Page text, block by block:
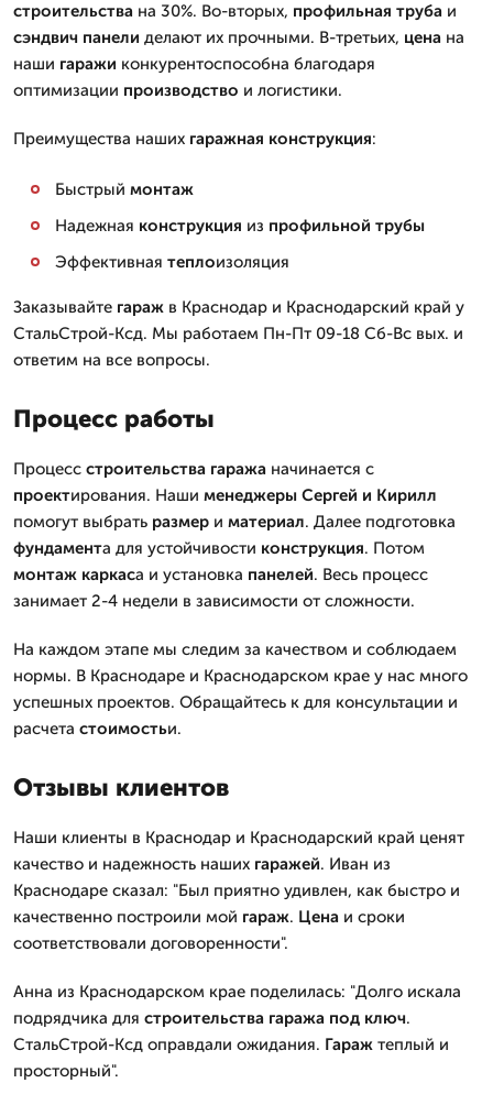
строительства на 30%. Во-вторых, профильная труба и
сэндвич панели делают их прочными. В-третьих, цена на
наши гаражи конкурентоспособна благодаря
оптимизации производство и логистики.
Преимущества наших гаражная конструкция:
Быстрый монтаж
Надежная конструкция из профильной трубы
Эффективная теплоизоляция
Заказывайте гараж в Краснодар и Краснодарский край у
СтальСтрой-Ксд. Мы работаем Пн-Пт 09-18 Сб-Вс вых. и
ответим на все вопросы.
Процесс работы
Процесс строительства гаража начинается с
проектирования. Наши менеджеры Сергей и Кирилл
помогут выбрать размер и материал. Далее подготовка
фундамента для устойчивости конструкция. Потом
монтаж каркаса и установка панелей. Весь процесс
занимает 2-4 недели в зависимости от сложности.
На каждом этапе мы следим за качеством и соблюдаем
нормы. В Краснодаре и Краснодарском крае у нас много
успешных проектов. Обращайтесь к для консультации и
расчета стоимостьи.
Отзывы клиентов
Наши клиенты в Краснодар и Краснодарский край ценят
качество и надежность наших гаражей. Иван из
Краснодаре сказал: "Был приятно удивлен, как быстро и
качественно построили мой гараж. Цена и сроки
соответствовали договоренности".
Анна из Краснодарском крае поделилась: "Долго искала
подрядчика для строительства гаража под ключ.
СтальСтрой-Ксд оправдали ожидания. Гараж теплый и
просторный".